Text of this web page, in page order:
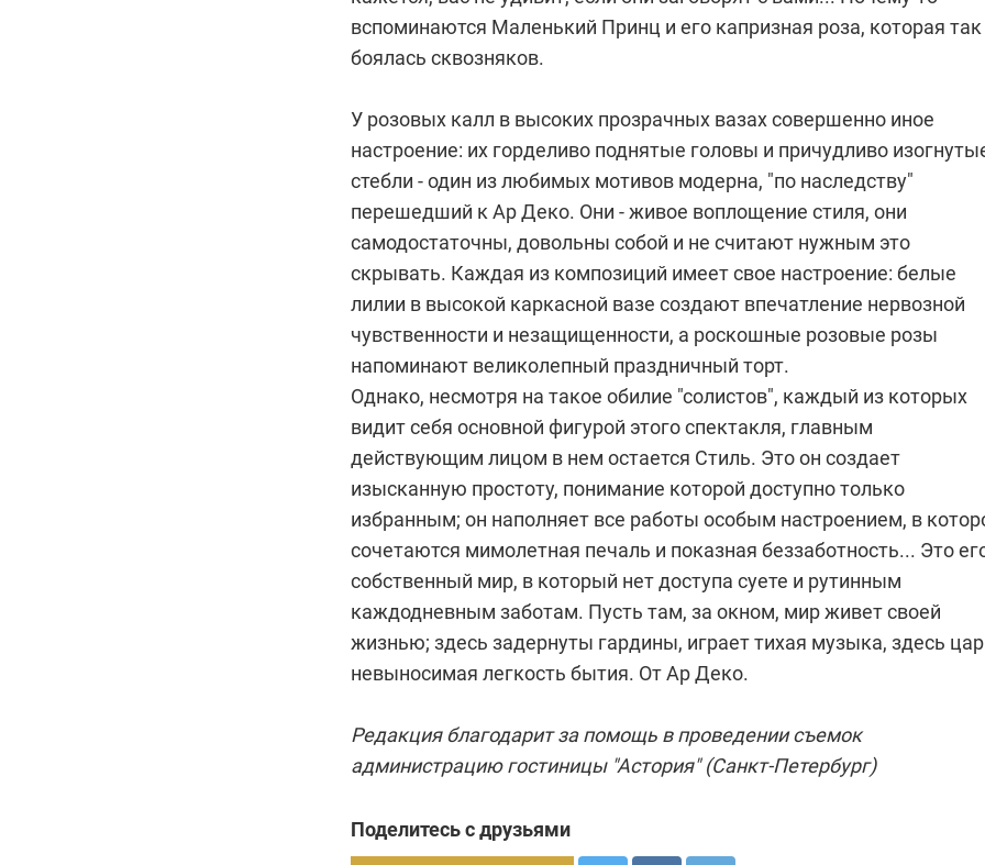
вспоминаются Маленький Принц и его капризная роза, которая так
боялась сквозняков.
У розовых калл в высоких прозрачных вазах совершенно иное
настроение: их горделиво поднятые головы и причудливо
стебли - один из любимых мотивов модерна, "по наследству"
перешедший к Ар Деко. Они - живое воплощение стиля, они
самодостаточны, довольны собой и не считают нужным это
скрывать. Каждая из композиций имеет свое настроение: белые
лилии в высокой каркасной вазе создают впечатление нервозной
чувственности и незащищенности, а роскошные розовые розы
напоминают великолепный праздничный торт.
Однако, несмотря на такое обилие "солистов", каждый из которых
видит себя основной фигурой этого спектакля, главным
действующим лицом в нем остается Стиль. Это он создает
изысканную простоту, понимание которой доступно только
избранным; он наполняет все работы особым настроением, в
сочетаются мимолетная печаль и показная беззаботность... Это
собственный мир, в который нет доступа суете и рутинным
каждодневным заботам. Пусть там, за окном, мир живет своей
жизнью; здесь задернуты гардины, играет тихая музыка, здесь
невыносимая легкость бытия. От Ар Деко.
Редакция благодарит за помощь в проведении съемок
администрацию гостиницы "Астория" (Санкт-Петербург)
Поделитесь с друзьями